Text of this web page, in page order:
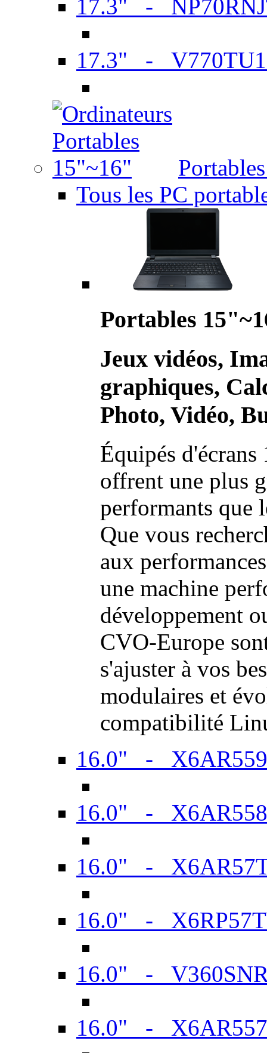
17.3" -
17.3" -
Tous les PC
Portables
Jeux vidéos,
graphiques,
Photo, Vidéo,
Équipés
offrent une plus
performants que
Que vous
aux
une machine
développement
CVO-Europe
s'ajuster à vos
modulaires et
compatibilité
16.0" -
16.0" -
16.0" -
16.0" -
16.0" -
16.0" -